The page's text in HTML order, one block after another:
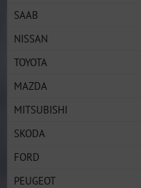
SAAB
NISSAN
TOYOTA
MAZDA
MITSUBISHI
SKODA
FORD
PEUGEOT